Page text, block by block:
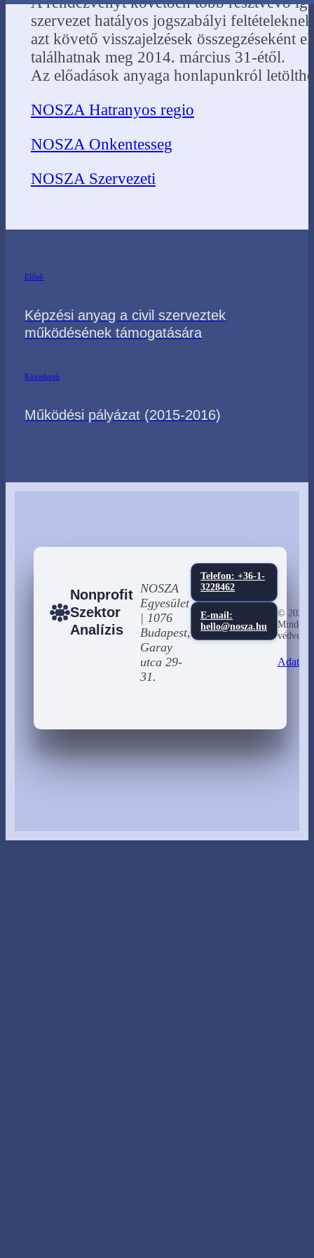
szervezet hatályos jogszabályi
azt követő visszajelzések összegzéseként
találhatnak meg 2014. március 31-étől.
Az előadások anyaga honlapunkról
NOSZA Hatranyos regio
NOSZA Onkentesseg
NOSZA Szervezeti
Előző
Képzési anyag a civil szerveztek
működésének támogatására
Következő
Működési pályázat (2015-2016)
Nonprofit
Szektor
Analízis
NOSZA
Egyesület
| 1076
Budapest,
Garay
utca 29-
31.
Telefon: +36-1-
3228462
E-mail:
hello@nosza.hu
© 2026
Minden
védve